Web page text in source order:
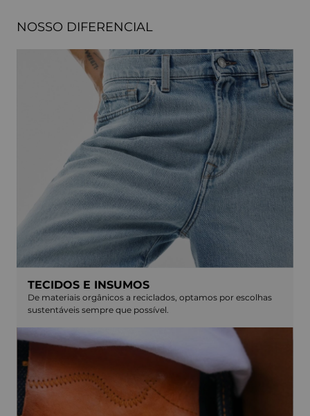
NOSSO DIFERENCIAL
TECIDOS E INSUMOS
De materiais orgânicos a reciclados, optamos por escolhas
sustentáveis sempre que possível.